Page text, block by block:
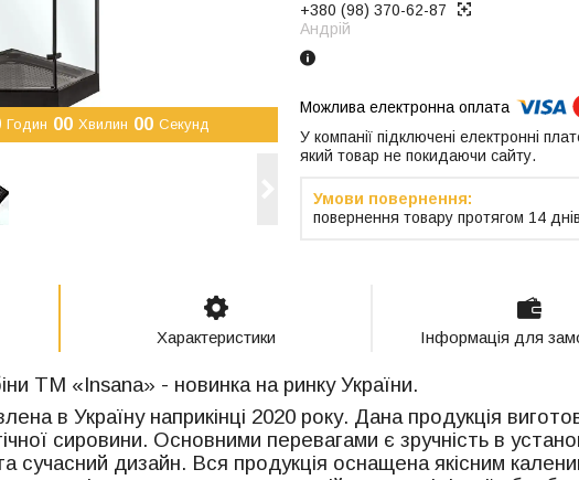
Годин 00 Хвилин 00 Секунд
+380 (98) 370-62-87
Андрій
У компанії підключені електронні
який товар не покидаючи сайту.
повернення товару протягом 14 днів
Характеристики Інформація для
ТМ «Insana» - новинка на ринку України.
в Україну наприкінці 2020 року. Дана продукція
сировини. Основними перевагами є зручність в
сучасний дизайн. Вся продукція оснащена якісним